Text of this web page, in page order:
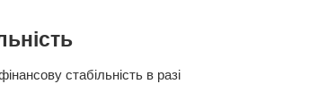
стабільність в разі